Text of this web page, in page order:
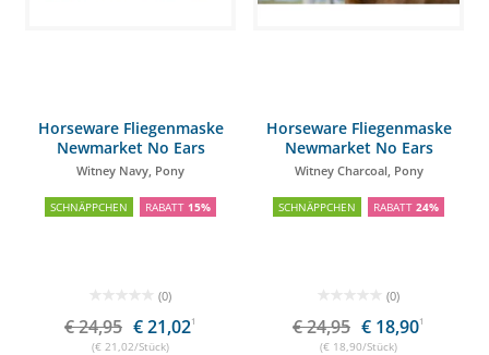
Horseware Fliegenmaske
Newmarket No Ears
Witney Navy, Pony
SCHNÄPPCHEN RABATT 15%
(0)
€ 24,95 € 21,021
(€ 21,02/Stück)
Horseware Fliegenmaske
Newmarket No Ears
Witney Charcoal, Pony
SCHNÄPPCHEN RABATT 24%
(0)
€ 24,95 € 18,901
(€ 18,90/Stück)